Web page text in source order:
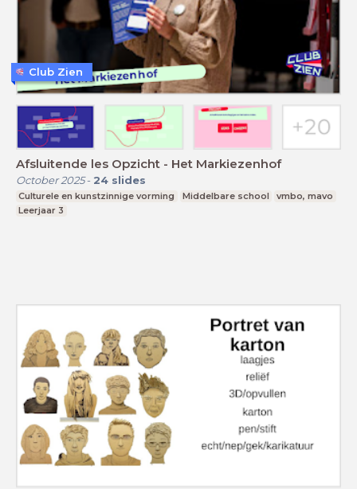
Afsluitende les Opzicht - Het Markiezenhof
October 2025- 24 slides
Culturele en kunstzinnige vorming Middelbare school
vmbo, mavo
Leerjaar 3
Club Zien